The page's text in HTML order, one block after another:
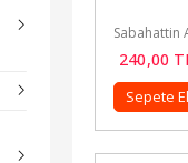
Sabahattin
240,00
Sepete